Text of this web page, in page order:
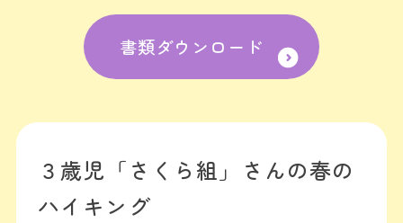
書類ダウンロード
３歳児「さくら組」さんの春の
ハイキング